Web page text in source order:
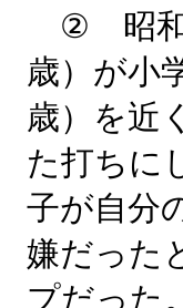
② 昭和
歳）が小
歳）を近
た打ちに
子が自分
嫌だった
プだった。